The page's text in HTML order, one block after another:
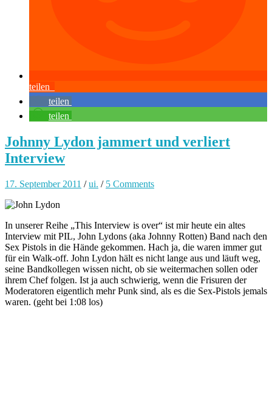
teilen
teilen
teilen
Johnny Lydon jammert und verliert
Interview
17. September 2011 /ui. / 5 Comments
In unserer Reihe „This Interview is over“ ist mir heute ein altes
Interview mit PIL, John Lydons (aka Johnny Rotten) Band nach den
Sex Pistols in die Hände gekommen. Hach ja, die waren immer gut
für ein Walk-off. John Lydon hält es nicht lange aus und läuft weg,
seine Bandkollegen wissen nicht, ob sie weitermachen sollen oder
ihrem Chef folgen. Ist ja auch schwierig, wenn die Frisuren der
Moderatoren eigentlich mehr Punk sind, als es die Sex-Pistols jemals
waren. (geht bei 1:08 los)